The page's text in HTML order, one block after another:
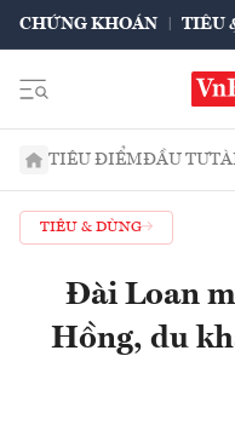
CHỨNG KHOÁN TIÊU
TIÊU ĐIỂMĐẦU TƯ
TIÊU & DÙNG
Đài Loan
Hồng, du